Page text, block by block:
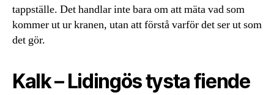
tappställe. Det handlar inte bara om att mäta vad som
kommer ut ur kranen, utan att förstå varför det ser ut som
det gör.
Kalk – Lidingös tysta fiende